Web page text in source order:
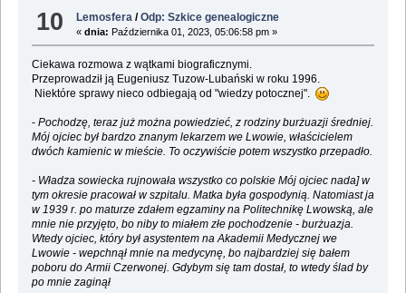
10 Lemosfera /Odp: Szkice genealogiczne
«dnia: Października 01, 2023, 05:06:58 pm »
Ciekawa rozmowa z wątkami biograficznymi.
Przeprowadził ją Eugeniusz Tuzow-Lubański w roku 1996.
Niektóre sprawy nieco odbiegają od "wiedzy potocznej".
- Pochodzę, teraz już można powiedzieć, z rodziny burżuazji średniej.
Mój ojciec był bardzo znanym lekarzem we Lwowie, właścicielem
dwóch kamienic w mieście. To oczywiście potem wszystko przepadło.
- Władza sowiecka rujnowała wszystko co polskie Mój ojciec nada] w
tym okresie pracował w szpitalu. Matka była gospodynią. Natomiast ja
w 1939 r. po maturze zdałem egzaminy na Politechnikę Lwowską, ale
mnie nie przyjęto, bo niby to miałem złe pochodzenie - burżuazja.
Wtedy ojciec, który był asystentem na Akademii Medycznej we
Lwowie - wepchnął mnie na medycynę, bo najbardziej się bałem
poboru do Armii Czerwonej. Gdybym się tam dostał, to wtedy ślad by
po mnie zaginął